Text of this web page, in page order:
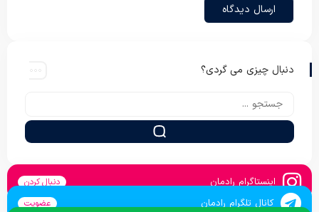
دنبال چیزی می گردی؟
اینستاگرام رادمان دنبال کردن
کانال تلگرام رادمان عضویت